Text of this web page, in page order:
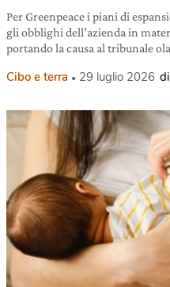
Per Greenpeace i piani di
gli obblighi dell’azienda in
portando la causa al tribunale
Cibo e terra 29 luglio 2026 di